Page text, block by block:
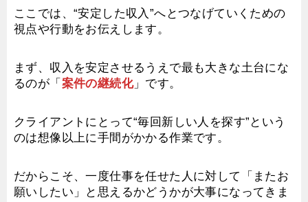
ここでは、“安定した収入”へとつなげていくための
視点や行動をお伝えします。
まず、収入を安定させるうえで最も大きな土台にな
るのが「 案件の継続化」です。
クライアントにとって“毎回新しい人を探す”という
のは想像以上に手間がかかる作業です。
だからこそ、一度仕事を任せた人に対して「またお
願いしたい」と思えるかどうかが大事になってきま